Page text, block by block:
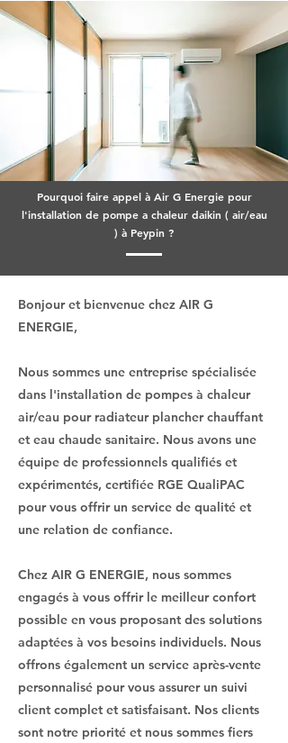
Pourquoi faire appel à Air G Energie pour
l'installation de pompe a chaleur daikin ( air/eau
) à Peypin ?
Bonjour et bienvenue chez AIR G
ENERGIE,
Nous sommes une entreprise spécialisée
dans l'installation de pompes à chaleur
air/eau pour radiateur plancher chauffant
et eau chaude sanitaire. Nous avons une
équipe de professionnels qualifiés et
expérimentés, certifiée RGE QualiPAC
pour vous offrir un service de qualité et
une relation de confiance.
Chez AIR G ENERGIE, nous sommes
engagés à vous offrir le meilleur confort
possible en vous proposant des solutions
adaptées à vos besoins individuels. Nous
offrons également un service après-vente
personnalisé pour vous assurer un suivi
client complet et satisfaisant. Nos clients
sont notre priorité et nous sommes fiers